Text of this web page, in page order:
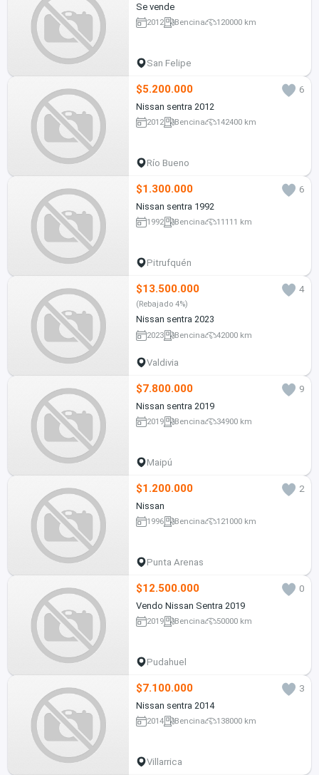
Se vende
2012 Bencina 120000 km
San Felipe
$5.200.000
6
Nissan sentra 2012
2012 Bencina 142400 km
Río Bueno
$1.300.000
6
Nissan sentra 1992
1992 Bencina 11111 km
Pitrufquén
$13.500.000 4
(Rebajado 4%)
Nissan sentra 2023
2023 Bencina 42000 km
Valdivia
$7.800.000
9
Nissan sentra 2019
2019 Bencina 34900 km
Maipú
$1.200.000
2
Nissan
1996 Bencina 121000 km
Punta Arenas
$12.500.000
0
Vendo Nissan Sentra 2019
2019 Bencina 50000 km
Pudahuel
$7.100.000
3
Nissan sentra 2014
2014 Bencina 138000 km
Villarrica